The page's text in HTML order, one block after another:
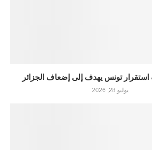
تونس يهدف إلى إضعاف الجزائر
يوليو 28, 2026